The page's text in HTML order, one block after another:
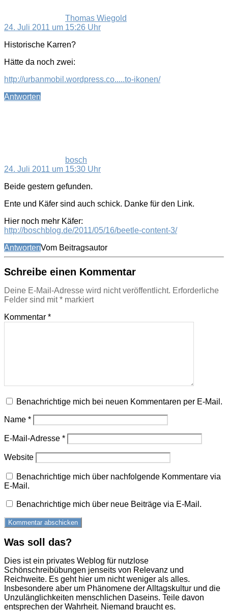
Thomas Wiegold
24. Juli 2011 um 15:26 Uhr
Historische Karren?
Hätte da noch zwei:
http://urbanmobil.wordpress.co.....to-ikonen/
Antworten
bosch
24. Juli 2011 um 15:30 Uhr
Beide gestern gefunden.
Ente und Käfer sind auch schick. Danke für den Link.
Hier noch mehr Käfer:
http://boschblog.de/2011/05/16/beetle-content-3/
AntwortenVom Beitragsautor
Schreibe einen Kommentar
Deine E-Mail-Adresse wird nicht veröffentlicht. Erforderliche
Felder sind mit* markiert
Kommentar *
Benachrichtige mich bei neuen Kommentaren per E-Mail.
Name *
E-Mail-Adresse *
Website
Benachrichtige mich über nachfolgende Kommentare via
E-Mail.
Benachrichtige mich über neue Beiträge via E-Mail.
Was soll das?
Dies ist ein privates Weblog für nutzlose
Schönschreibübungen jenseits von Relevanz und
Reichweite. Es geht hier um nicht weniger als alles.
Insbesondere aber um Phänomene der Alltagskultur und die
Unzulänglichkeiten menschlichen Daseins. Teile davon
entsprechen der Wahrheit. Niemand braucht es.